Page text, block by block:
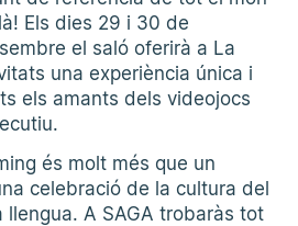
Els dies 29 i 30 de
el saló oferirà a La
una experiència única i
els amants dels videojocs
és molt més que un
celebració de la cultura del
llengua. A SAGA trobaràs tot